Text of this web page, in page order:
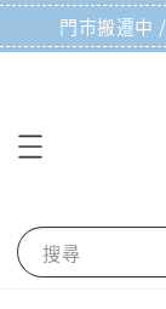
門市搬遷中
搜尋